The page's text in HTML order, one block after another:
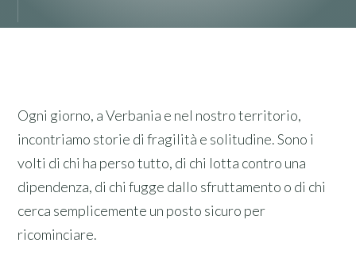
Ogni giorno, a Verbania e nel nostro territorio,
incontriamo storie di fragilità e solitudine. Sono i
volti di chi ha perso tutto, di chi lotta contro una
dipendenza, di chi fugge dallo sfruttamento o di chi
cerca semplicemente un posto sicuro per
ricominciare.